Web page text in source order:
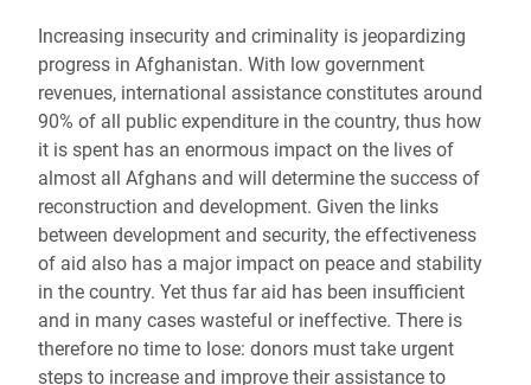
navegación
Increasing insecurity and criminality is jeopardizing
progress in Afghanistan. With low government
revenues, international assistance constitutes around
90% of all public expenditure in the country, thus how
it is spent has an enormous impact on the lives of
almost all Afghans and will determine the success of
reconstruction and development. Given the links
between development and security, the effectiveness
of aid also has a major impact on peace and stability
in the country. Yet thus far aid has been insufficient
and in many cases wasteful or ineffective. There is
therefore no time to lose: donors must take urgent
steps to increase and improve their assistance to